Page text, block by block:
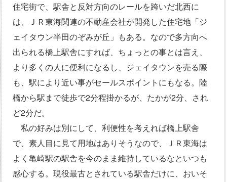
住宅街で、駅舎と反対方向のレールを跨いだ北西に
は、ＪＲ東海関連の不動産会社が開発した住宅地「ジ
ェイタウン半田のぞみが丘」もある。なので多方向へ
出られる橋上駅舎にすれば、ちょっとの事とは言え、
より多くの人に便利になるし、ジェイタウンを売る際
も、駅により近い事がセールスポイントにもなる。陸
橋から駅まで徒歩で2分程掛かるが、たかが2分、され
ど2分だ。
私の好みは別にして、利便性を考えれば橋上駅舎
で、素人目に見て用地はありそうなので、ＪＲ東海は
よく亀崎駅の駅舎を今のまま維持しているなといつも
感心する。現役最古とされている駅舎だけに、おいそ